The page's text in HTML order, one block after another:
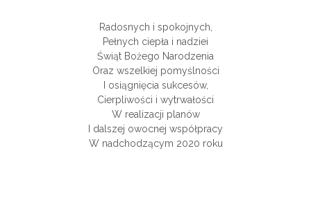
Radosnych i spokojnych,
Pełnych ciepła i nadziei
Świąt Bożego Narodzenia
Oraz wszelkiej pomyślności
I osiągnięcia sukcesów,
Cierpliwości i wytrwałości
W realizacji planów
I dalszej owocnej współpracy
W nadchodzącym 2020 roku